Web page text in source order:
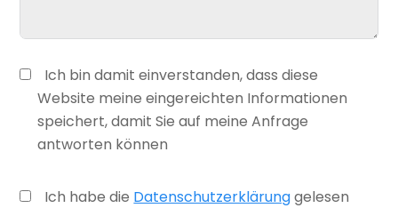
Ich bin damit einverstanden, dass diese
Website meine eingereichten Informationen
speichert, damit Sie auf meine Anfrage
antworten können
Ich habe die Datenschutzerklärunggelesen